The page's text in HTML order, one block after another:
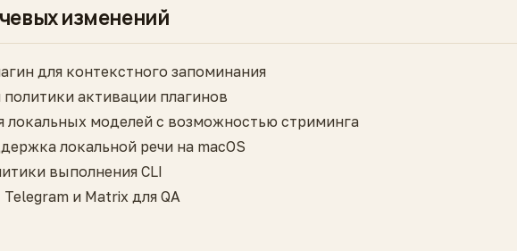
изменений
для контекстного запоминания
активации плагинов
локальных моделей с возможностью стриминга
локальной речи на macOS
выполнения CLI
и Matrix для QA